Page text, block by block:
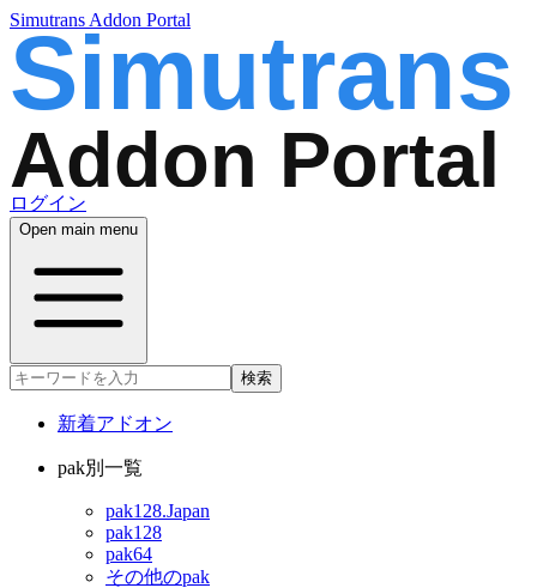
Simutrans Addon Portal
ログイン
Open main menu
検索
新着アドオン
pak別一覧
pak128.Japan
pak128
pak64
その他のpak